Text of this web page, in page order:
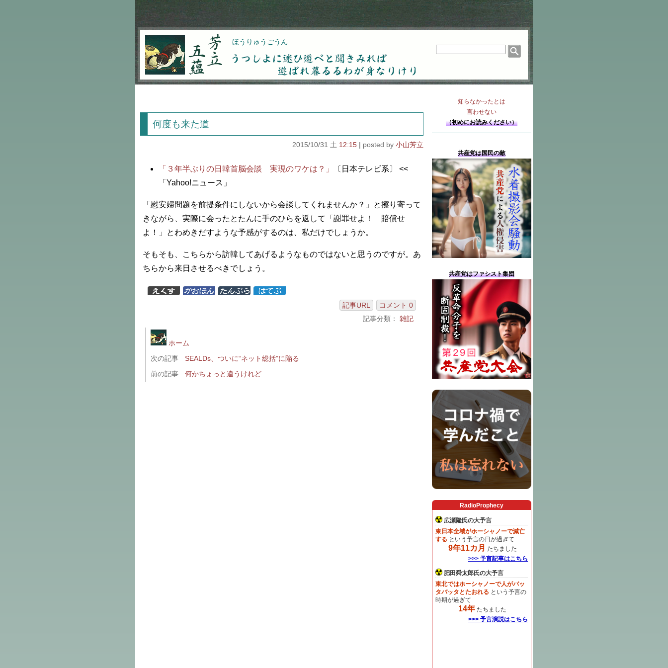
芳立五蘊 ほうりゅうごうん
うつしよに迷ひ遊べと聞きみれば遊ばれ暮るるわが
何度も来た道
2015/10/31 土 12:15 小山芳立
「３年半ぶりの日韓首脳会談 実現のワケは？」
〔日本テレビ系〕 <<
「Yahoo!ニュース」
「慰安婦問題を前提条件にしないから会談してくれませんか？」と擦り寄って
きながら、実際に会ったとたんに手のひらを返して「謝罪せよ！ 賠償せ
よ！」とわめきだすような予感がするのは、私だけでしょうか。
そもそも、こちらから訪韓してあげるようなものではないと思うのですが。あ
ちらから来日させるべきでしょう。
記事URL
コメント 0
記事分類： 雑記
ホーム
次の記事
SEALDs、ついに“ネット総括”に陥る
前の記事
何かちょっと違うけれど
知らなかったとは
言わせない
（初めにお読みください）
共産党は国民の敵
共産党はファシスト集団